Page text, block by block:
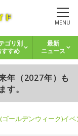
MENU
ゴリ別
すすめ
最新
ニュース
年（2027年）も
す。
ゴールデンウィーク)イ